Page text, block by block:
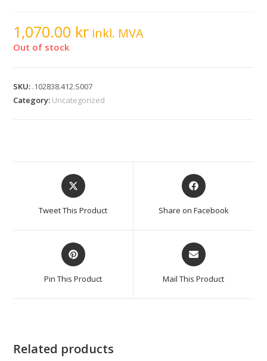
1,070.00 kr inkl. MVA
Out of stock
SKU: .102838.412.S007
Category: Uncategorized
Tweet This Product Share on Facebook
Pin This Product Mail This Product
Related products